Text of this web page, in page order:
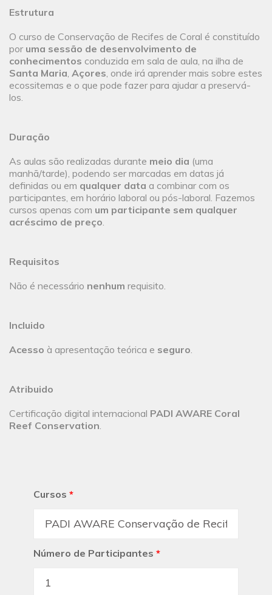
Estrutura
O curso de Conservação de Recifes de Coral é constituído
por uma sessão de desenvolvimento de
conhecimentos conduzida em sala de aula, na ilha de
Santa Maria, Açores, onde irá aprender mais sobre estes
ecossitemas e o que pode fazer para ajudar a preservá-
los.
Duração
As aulas são realizadas durante meio dia (uma
manhã/tarde), podendo ser marcadas em datas já
definidas ou em qualquer data a combinar com os
participantes, em horário laboral ou pós-laboral. Fazemos
cursos apenas com um participante sem qualquer
acréscimo de preço.
Requisitos
Não é necessário nenhum requisito.
Incluido
Acesso à apresentação teórica e seguro.
Atribuido
Certificação digital internacional PADI AWARE Coral
Reef Conservation.
Cursos *
Número de Participantes *